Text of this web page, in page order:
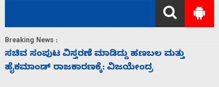
Breaking News :
ಮತ್ತು
‘ಕಳೆದ 3-4 ವರ್ಷಗಳಲ್ಲಿ 40 ಲಷ್ಕರ್
ಮುಗಿಸಿದೆ ಭಾರತ